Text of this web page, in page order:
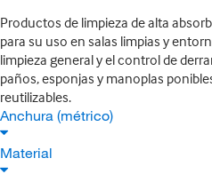
Productos de limpieza de alta
para su uso en salas limpias y
limpieza general y el control de
paños, esponjas y manoplas
reutilizables.
Anchura (métrico)
Material